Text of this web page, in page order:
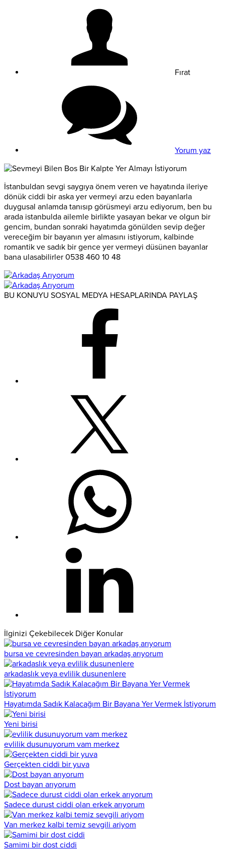
Fırat
Yorum yaz
İstanbuldan sevgi saygıya önem veren ve hayatında ileriye
dönük ciddi bir aska yer vermeyi arzu eden bayanlarla
duygusal anlamda tanısıp görüsmeyi arzu ediyorum, ben bu
arada istanbulda ailemle birlikte yasayan bekar ve olgun bir
gencim, bundan sonraki hayatımda gönülden sevip değer
vereceğim bir bayanın yer almasını istiyorum, kalbinde
romantik ve sadık bir gence yer vermeyi düsünen bayanlar
bana ulasabilirler 0538 460 10 48
BU KONUYU SOSYAL MEDYA HESAPLARINDA PAYLAŞ
İlginizi Çekebilecek Diğer Konular
bursa ve cevresinden bayan arkadaş arıyorum
arkadaslık veya evlilik dusunenlere
Hayatımda Sadık Kalacağım Bir Bayana Yer Vermek İstiyorum
Yeni birisi
evlilik dusunuyorum vam merkez
Gerçekten ciddi bir yuva
Dost bayan arıyorum
Sadece durust ciddi olan erkek arıyorum
Van merkez kalbi temiz sevgili ariyom
Samimi bir dost ciddi